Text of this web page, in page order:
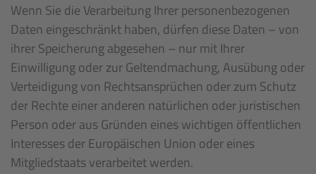
Wenn Sie die Verarbeitung Ihrer personenbezogenen
Daten eingeschränkt haben, dürfen diese Daten – von
ihrer Speicherung abgesehen – nur mit Ihrer
Einwilligung oder zur Geltendmachung, Ausübung oder
Verteidigung von Rechtsansprüchen oder zum Schutz
der Rechte einer anderen natürlichen oder juristischen
Person oder aus Gründen eines wichtigen öffentlichen
Interesses der Europäischen Union oder eines
Mitgliedstaats verarbeitet werden.